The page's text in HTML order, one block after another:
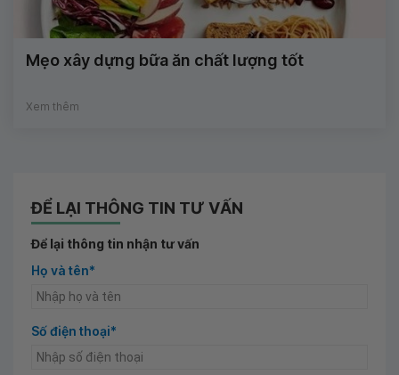
Mẹo xây dựng bữa ăn chất lượng tốt
Xem thêm
ĐỂ LẠI THÔNG TIN TƯ VẤN
Để lại thông tin nhận tư vấn
Họ và tên*
Số điện thoại*